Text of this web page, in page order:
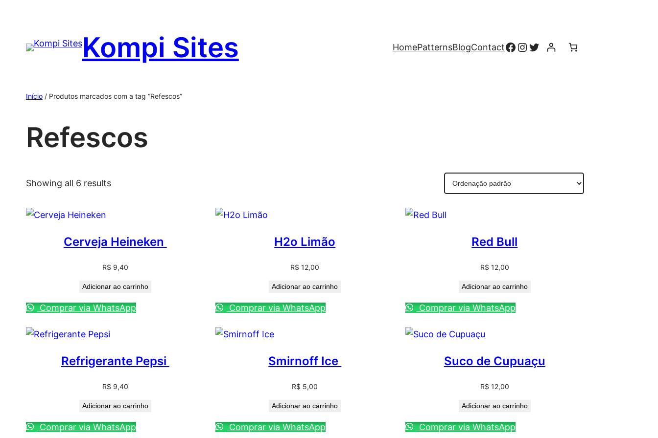
Kompi Sites HomePatternsBlogContact
Início/ Produtos marcados com a tag “Refescos”
Refescos
Showing all 6 results
Cerveja Heineken
R$ 9,40
Adicionar ao carrinho
Comprar via WhatsApp
H2o Limão
R$ 12,00
Adicionar ao carrinho
Comprar via WhatsApp
Red Bull
R$ 12,00
Adicionar ao carrinho
Comprar via WhatsApp
Refrigerante Pepsi
R$ 9,40
Adicionar ao carrinho
Comprar via WhatsApp
Smirnoff Ice
R$ 5,00
Adicionar ao carrinho
Comprar via WhatsApp
Suco de Cupuaçu
R$ 12,00
Adicionar ao carrinho
Comprar via WhatsApp